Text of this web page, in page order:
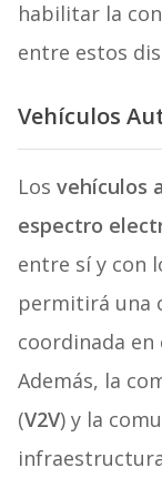
habilitar la
entre estos
Vehículos
Los vehículos
espectro
entre sí y con
permitirá una
coordinada
Además, la
(V2V) y la